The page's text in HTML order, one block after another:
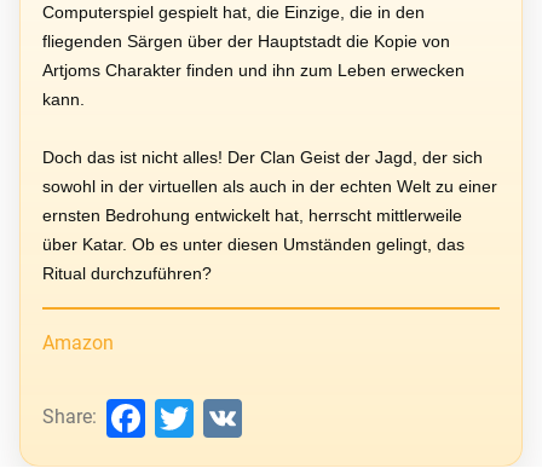
Computerspiel gespielt hat, die Einzige, die in den
fliegenden Särgen über der Hauptstadt die Kopie von
Artjoms Charakter finden und ihn zum Leben erwecken
kann.
Doch das ist nicht alles! Der Clan Geist der Jagd, der sich
sowohl in der virtuellen als auch in der echten Welt zu einer
ernsten Bedrohung entwickelt hat, herrscht mittlerweile
über Katar. Ob es unter diesen Umständen gelingt, das
Ritual durchzuführen?
Amazon
Share: Facebook
Twitter